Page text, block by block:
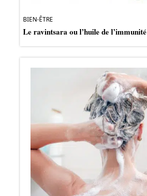
BIEN-ÊTRE
Le ravintsara ou l’huile de l’immunité